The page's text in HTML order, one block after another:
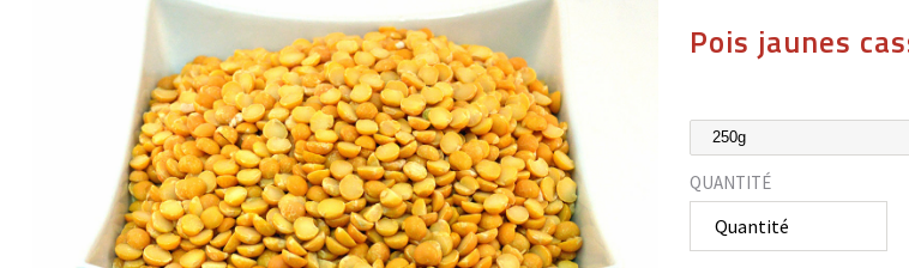
Pois jaunes
QUANTITÉ